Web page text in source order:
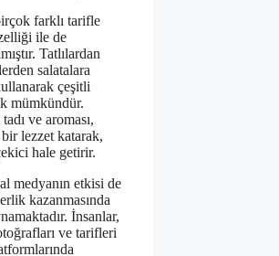
farklı tarifle
ile de
Tatlılardan
salatalara
çeşitli
mümkündür.
ve aroması,
lezzet katarak,
hale getirir.
medyanın etkisi de
kazanmasında
İnsanlar,
ve tarifleri